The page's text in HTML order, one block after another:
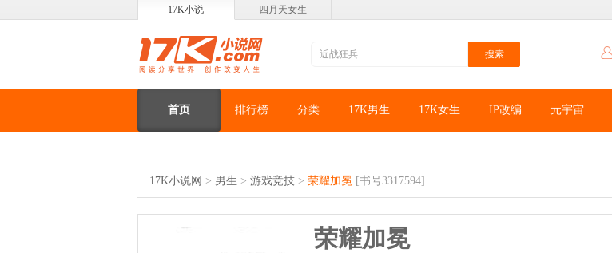
17K小说 四月天女生
首页 排行榜 分类 17K男生 17K女生 IP改编 元宇宙
17K小说网 > 男生 > 游戏竞技 > 荣耀加冕 [书号3317594]
荣耀加冕